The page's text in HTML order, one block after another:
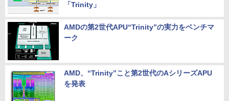
「Trinity」
AMDの第2世代APU“Trinity”の実力をベンチマ
ーク
AMD、“Trinity”こと第2世代のAシリーズAPU
を発表